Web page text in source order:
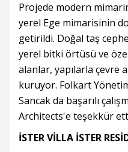
Projede modern
yerel Ege mimarisinin
getirildi. Doğal taş
yerel bitki örtüsü ve
alanlar, yapılarla çevre
kuruyor. Folkart
Sancak da başarılı
Architects'e teşekkür
İSTER VİLLA İSTER